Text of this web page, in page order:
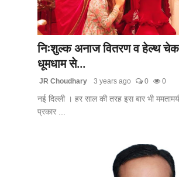
लाइफस्टाइल
निःशुल्क अनाज वितरण व हेल्थ
धूमधाम से...
JR Choudhary 3 years ago 0 0
नई दिल्ली । हर साल की तरह इस बार भी
प्रकार ...